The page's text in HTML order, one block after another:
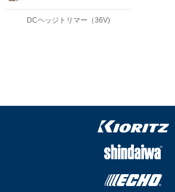
DCヘッジトリマー（36V)